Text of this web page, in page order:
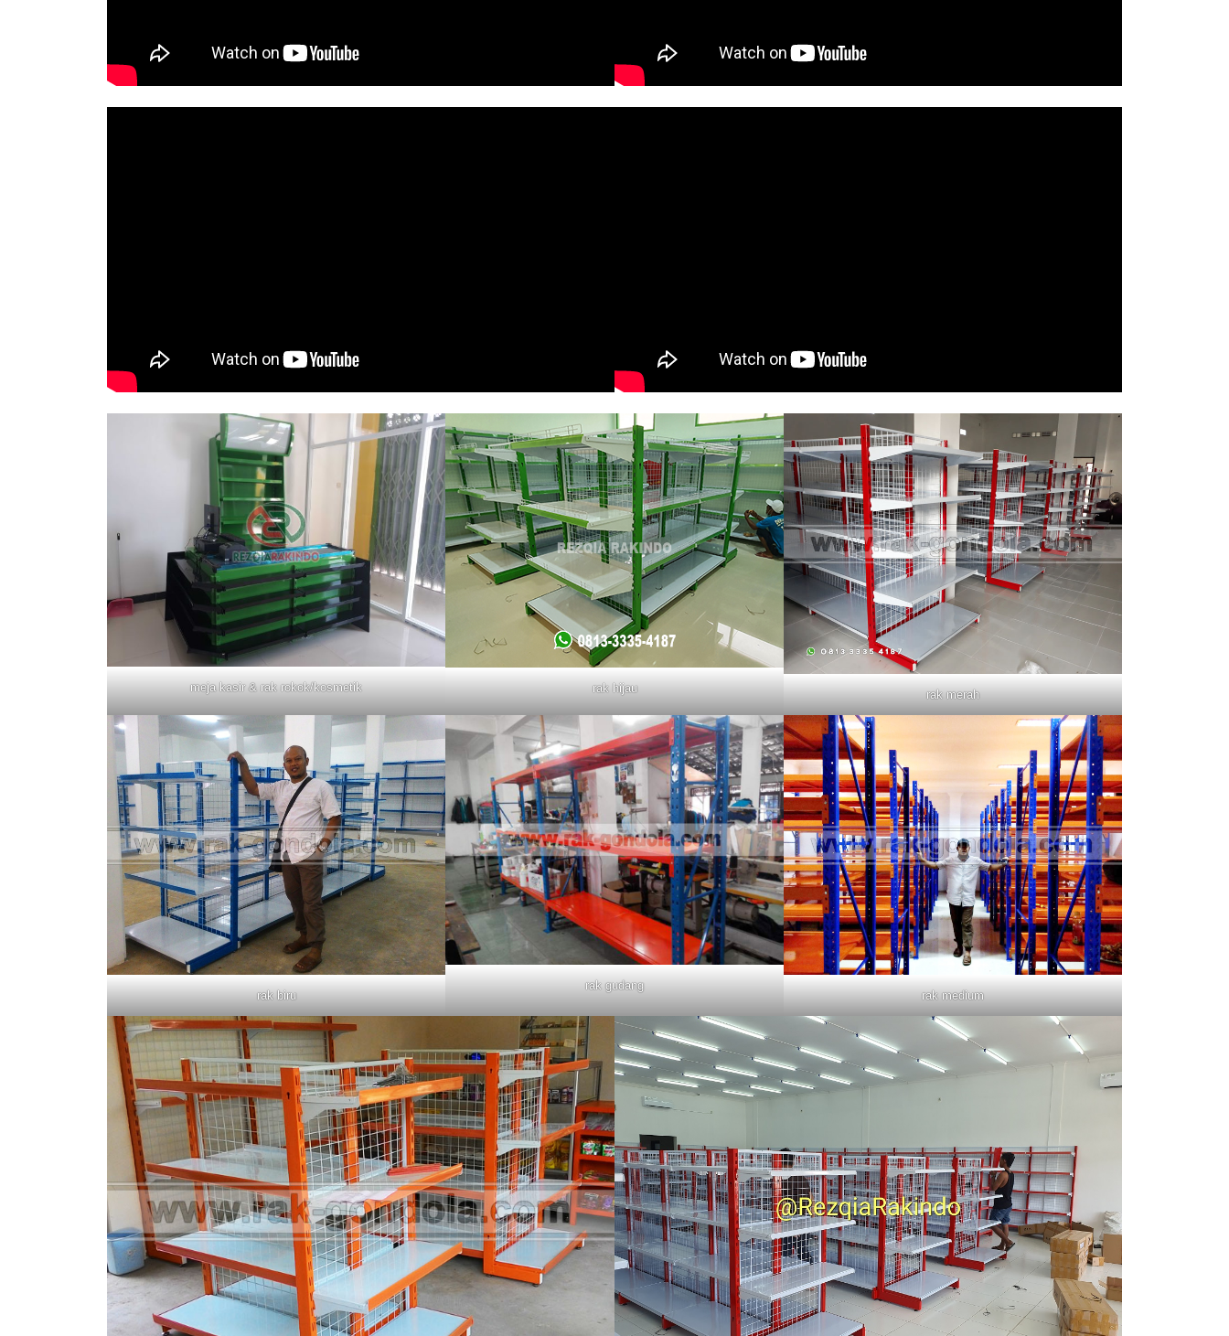
meja kasir & rak rokok/kosmetik rak hijau rak merah
rak biru
rak gudang
rak medium